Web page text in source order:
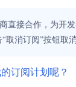
直接合作，为开
取消订阅”按钮取
订阅计划呢？